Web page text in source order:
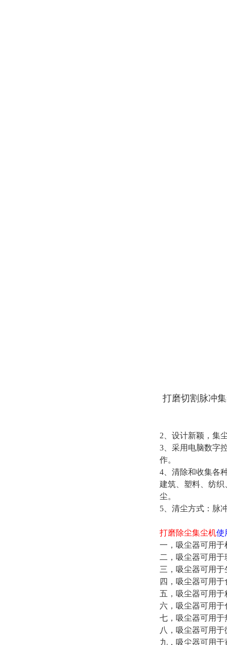
打磨切割脉冲
2、设计新颖，集
3、采用电脑数字
作。
4、清除和收集各
建筑、塑料、纺
尘。
5、清尘方式：脉
打磨除尘集尘机使
一，吸尘器可用
二，吸尘器可用
三，吸尘器可用
四，吸尘器可用
五，吸尘器可用
六，吸尘器可用
七，吸尘器可用
八，吸尘器可用
九，吸尘器可用